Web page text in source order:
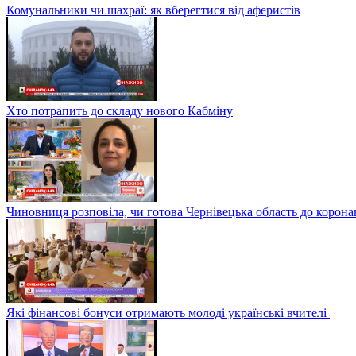
Комунальники чи шахраї: як вберегтися від аферистів
Хто потрапить до складу нового Кабміну
Чиновниця розповіла, чи готова Чернівецька область до
Які фінансові бонуси отримають молоді українські вчителі